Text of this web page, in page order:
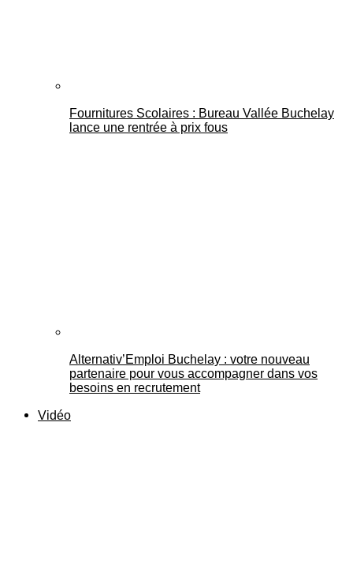
Fournitures Scolaires : Bureau Vallée Buchelay
lance une rentrée à prix fous
Alternativ’Emploi Buchelay : votre nouveau
partenaire pour vous accompagner dans vos
besoins en recrutement
Vidéo